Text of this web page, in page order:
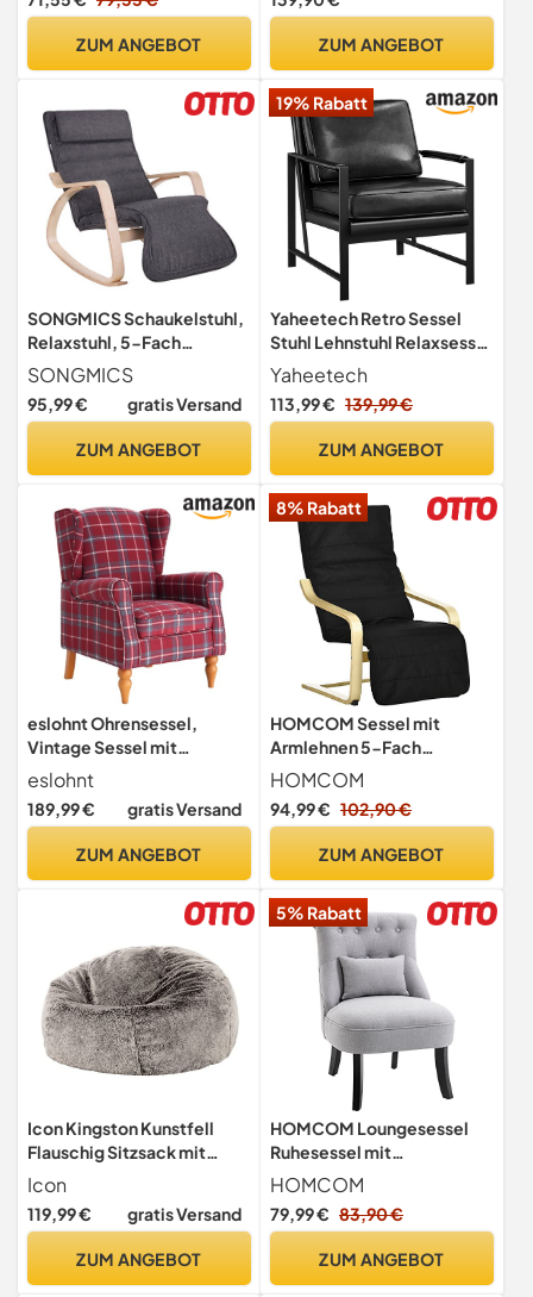
extrabreiter Verstellbarer
Garten-Strand-Pool, mit
200kg (Color : Silver)
ZUM ANGEBOT
Metallgestell,
ZUM ANGEBOT
SONGMICS Schaukelstuhl,
Relaxstuhl, 5-Fach
verstellbare Fußstütze, bis
150 kg belastbar, Gestell
aus Birkenholz,
Kopfkissens, 125 x 67 x 91
SONGMICS
95,99 € gratis Versand
ZUM ANGEBOT
19% Rabatt
Yaheetech Retro Sessel
Stuhl Lehnstuhl Relaxsessel
mit Rückenlehne
Einzelsessel mit
Metallrahmen und
Yaheetech
113,99 € 139,99 €
ZUM ANGEBOT
eslohnt Ohrensessel,
Vintage Sessel mit
Holzfüße, gepolsterte
Relaxsessel, Einzelsessel
für Wohnzimmer,
eslohnt
189,99 € gratis Versand
ZUM ANGEBOT
8% Rabatt
HOMCOM Sessel mit
Armlehnen 5-Fach
Verstellbares Fußteil
Schwarz
HOMCOM
94,99 € 102,90 €
ZUM ANGEBOT
Icon Kingston Kunstfell
Flauschig Sitzsack mit
Füllung, Grau
Icon
119,99 € gratis Versand
ZUM ANGEBOT
5% Rabatt
HOMCOM Loungesessel
Ruhesessel mit
Rückenkissen Holzbeine
Grau
HOMCOM
79,99 € 83,90 €
ZUM ANGEBOT